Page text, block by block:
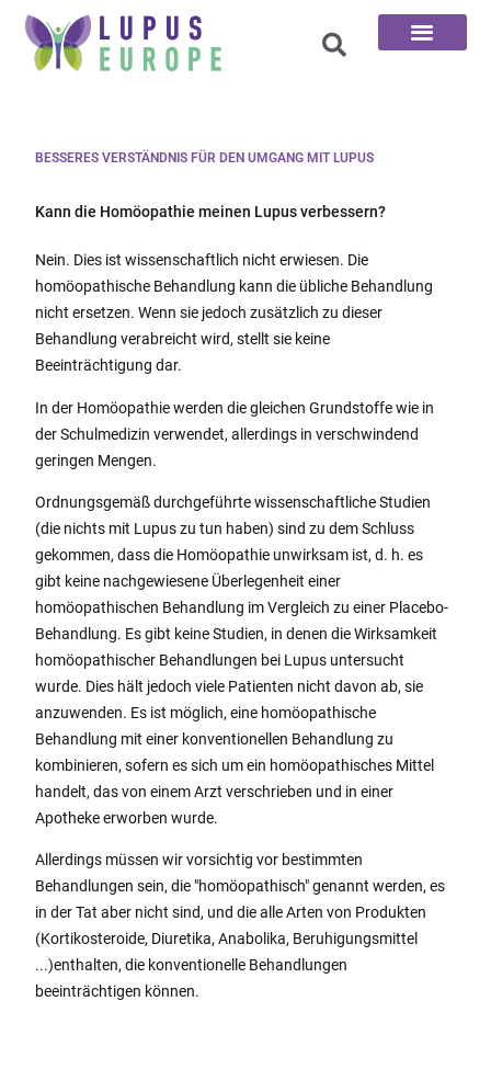
BESSERES VERSTÄNDNIS FÜR DEN UMGANG MIT LUPUS
Kann die Homöopathie meinen Lupus verbessern?
Nein. Dies ist wissenschaftlich nicht erwiesen. Die
homöopathische Behandlung kann die übliche Behandlung
nicht ersetzen. Wenn sie jedoch zusätzlich zu dieser
Behandlung verabreicht wird, stellt sie keine
Beeinträchtigung dar.
In der Homöopathie werden die gleichen Grundstoffe wie in
der Schulmedizin verwendet, allerdings in verschwindend
geringen Mengen.
Ordnungsgemäß durchgeführte wissenschaftliche Studien
(die nichts mit Lupus zu tun haben) sind zu dem Schluss
gekommen, dass die Homöopathie unwirksam ist, d. h. es
gibt keine nachgewiesene Überlegenheit einer
homöopathischen Behandlung im Vergleich zu einer Placebo-
Behandlung. Es gibt keine Studien, in denen die Wirksamkeit
homöopathischer Behandlungen bei Lupus untersucht
wurde. Dies hält jedoch viele Patienten nicht davon ab, sie
anzuwenden. Es ist möglich, eine homöopathische
Behandlung mit einer konventionellen Behandlung zu
kombinieren, sofern es sich um ein homöopathisches Mittel
handelt, das von einem Arzt verschrieben und in einer
Apotheke erworben wurde.
Allerdings müssen wir vorsichtig vor bestimmten
Behandlungen sein, die "homöopathisch" genannt werden, es
in der Tat aber nicht sind, und die alle Arten von Produkten
(Kortikosteroide, Diuretika, Anabolika, Beruhigungsmittel
...)enthalten, die konventionelle Behandlungen
beeinträchtigen können.